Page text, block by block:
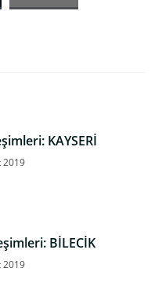
KAYSERİ
2019
BİLECİK
2019